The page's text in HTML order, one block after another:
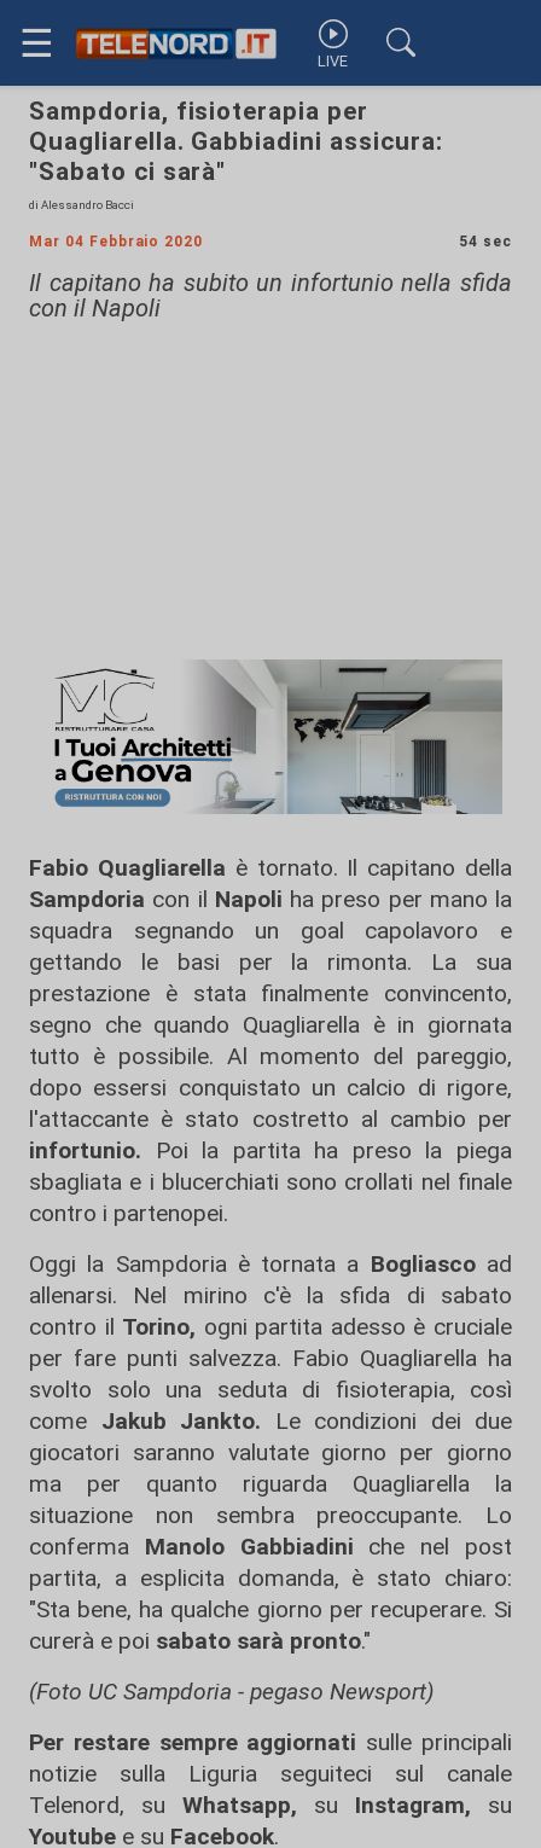
☰ LIVE
Sampdoria, fisioterapia per
Quagliarella. Gabbiadini assicura:
"Sabato ci sarà"
di Alessandro Bacci
Mar 04 Febbraio 2020 54 sec
Il capitano ha subito un infortunio nella sfida
con il Napoli
Fabio Quagliarella è tornato. Il capitano della
Sampdoria con il Napoli ha preso per mano la
squadra segnando un goal capolavoro e
gettando le basi per la rimonta. La sua
prestazione è stata finalmente convincento,
segno che quando Quagliarella è in giornata
tutto è possibile. Al momento del pareggio,
dopo essersi conquistato un calcio di rigore,
l'attaccante è stato costretto al cambio per
infortunio. Poi la partita ha preso la piega
sbagliata e i blucerchiati sono crollati nel finale
contro i partenopei.
Oggi la Sampdoria è tornata a Bogliascoad
allenarsi. Nel mirino c'è la sfida di sabato
contro il Torino, ogni partita adesso è cruciale
per fare punti salvezza. Fabio Quagliarella ha
svolto solo una seduta di fisioterapia, così
come Jakub Jankto. Le condizioni dei due
giocatori saranno valutate giorno per giorno
ma per quanto riguarda Quagliarella la
situazione non sembra preoccupante. Lo
conferma Manolo Gabbiadini che nel post
partita, a esplicita domanda, è stato chiaro:
"Sta bene, ha qualche giorno per recuperare. Si
curerà e poi sabato sarà pronto."
(Foto UC Sampdoria - pegaso Newsport)
Per restare sempre aggiornati sulle principali
notizie sulla Liguria seguiteci sul canale
Telenord, su
Whatsapp, su Instagram, su
Youtube e su Facebook.